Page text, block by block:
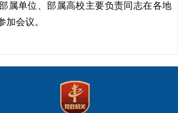
属单位、部属高校主要负责同志在各地
加会议。